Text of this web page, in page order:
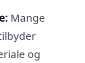
Mange
og